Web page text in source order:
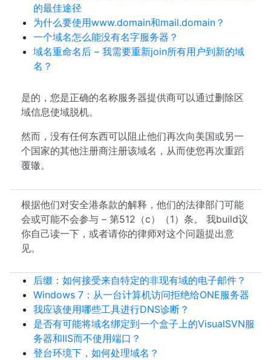
的最佳途径
为什么要使用www.domain和mail.domain？
一个域名怎么能没有名字服务器？
域名重命名后 – 我需要重新join所有用户到新的域
名？
是的，您是正确的名称服务器提供商可以通过删除区
域信息使域脱机。
然而，没有任何东西可以阻止他们再次向美国或另一
个国家的其他注册商注册该域名，从而使您再次重蹈
覆辙。
根据他们对安全港条款的解释，他们的法律部门可能
会或可能不会参与 – 第512（c）（1）条。 我build议
你自己读一下，或者请你的律师对这个问题提出意
见。
后缀：如何接受来自特定的非现有域的电子邮件？
Windows 7：从一台计算机访问拒绝给ONE服务器
我应该使用哪些工具进行DNS诊断？
是否有可能将域名绑定到一个盒子上的VisualSVN服
务器和IIS而不使用端口？
登台环境下，如何处理域名？